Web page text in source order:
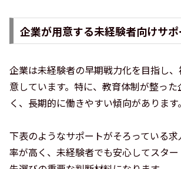
企業が用意する未経験者向けサ
企業は未経験者の早期戦力化を目指し
意しています。特に、教育体制が整っ
く、長期的に働きやすい傾向があります。
下表のようなサポートがそろっている
率が高く、未経験者でも安心してスタ